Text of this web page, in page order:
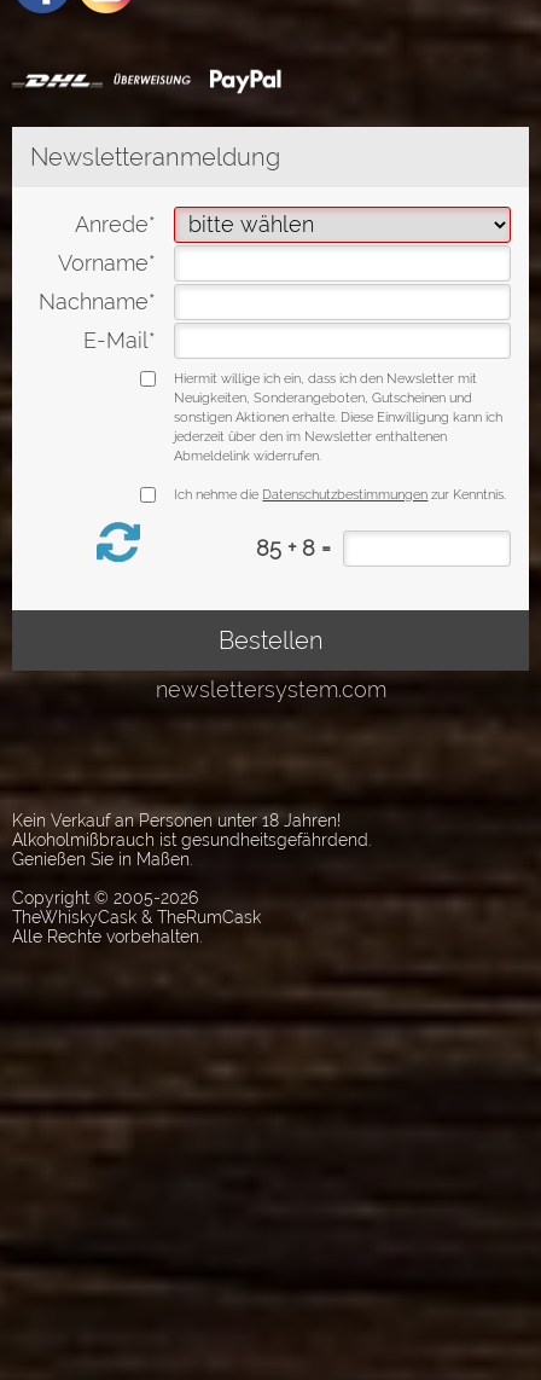
Kein Verkauf an Personen unter 18 Jahren!
Alkoholmißbrauch ist gesundheitsgefährdend.
Genießen Sie in Maßen.
Copyright © 2005-2026
TheWhiskyCask & TheRumCask
Alle Rechte vorbehalten.